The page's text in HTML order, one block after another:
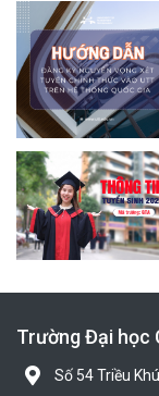
Trường Đại học
Số 54 Triều